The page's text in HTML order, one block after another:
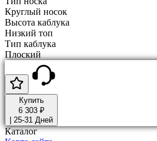
Круглый носок
Высота каблука
Низкий топ
Тип каблука
Плоский
Купить
6 303 ₽
25-31 Дней
Каталог